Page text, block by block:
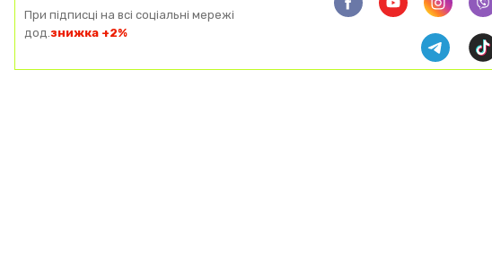
При підписці на всі соціальні мережі
дод.знижка +2%